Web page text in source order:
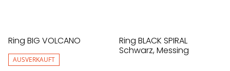
Ring BIG VOLCANO
AUSVERKAUFT
Ring BLACK SPIRAL
Schwarz, Messing